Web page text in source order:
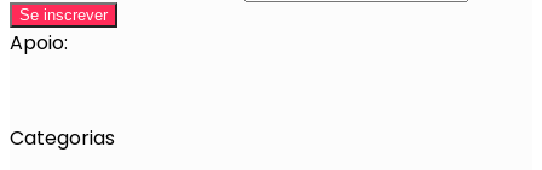
Apoio:
Categorias